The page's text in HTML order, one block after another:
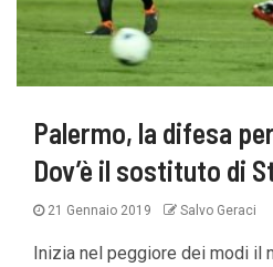
Palermo, la difesa
Dov’è il sostituto di
21 Gennaio 2019 Salvo Geraci
Inizia nel peggiore dei modi il